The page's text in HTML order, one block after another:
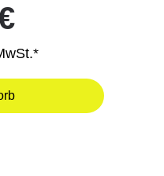
gewünschten